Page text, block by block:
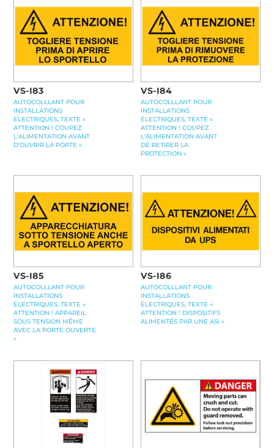
VS-I83
AUTOCOLLLANT POUR
INSTALLATIONS
ÉLECTRIQUES, TEXTE «
ATTENTION ! COUPEZ
L'ALIMENTATION AVANT
D'OUVRIR LA PORTE »
VS-I84
AUTOCOLLLANT POUR
INSTALLATIONS
ÉLECTRIQUES, TEXTE «
ATTENTION ! COUPEZ
L'ALIMENTATION AVANT
DE RETIRER LA
PROTECTION »
VS-I85
AUTOCOLLLANT POUR
INSTALLATIONS
ÉLECTRIQUES, TEXTE «
ATTENTION ! APPAREIL
SOUS TENSION MÊME
AVEC LA PORTE OUVERTE
»
VS-I86
AUTOCOLLLANT POUR
INSTALLATIONS
ÉLECTRIQUES, TEXTE «
ATTENTION ! DISPOSITIFS
ALIMENTÉS PAR UNE ASI »